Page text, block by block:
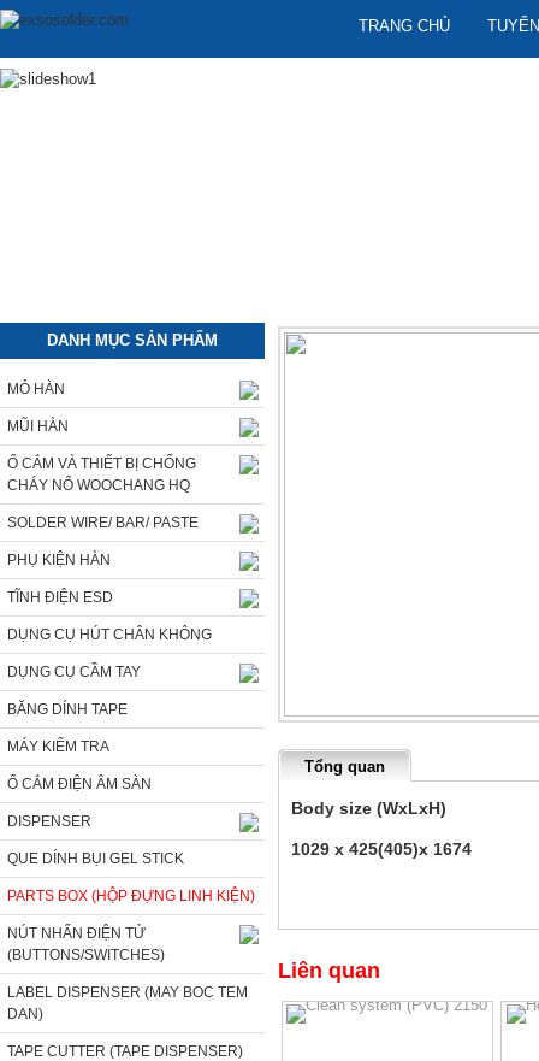
TRANG CHỦ
DANH MỤC SẢN PHẨM
MỎ HÀN
MŨI HÀN
Ổ CẮM VÀ THIẾT BỊ CHỐNG
CHÁY NỔ WOOCHANG HQ
SOLDER WIRE/ BAR/ PASTE
PHỤ KIỆN HÀN
TĨNH ĐIỆN ESD
DỤNG CỤ HÚT CHÂN KHÔNG
DỤNG CỤ CẦM TAY
BĂNG DÍNH TAPE
MÁY KIỂM TRA
Ổ CẮM ĐIỆN ÂM SÀN
DISPENSER
QUE DÍNH BỤI GEL STICK
PARTS BOX (HỘP ĐỰNG LINH KIỆN)
NÚT NHẤN ĐIỆN TỬ
(BUTTONS/SWITCHES)
LABEL DISPENSER (MAY BOC TEM
DAN)
TAPE CUTTER (TAPE DISPENSER)
Tổng quan
Body size
1029 x 425(405)x
Liên quan